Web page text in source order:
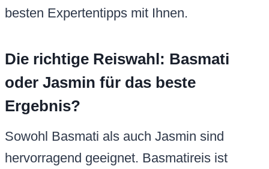
besten Expertentipps mit Ihnen.
Die richtige Reiswahl: Basmati
oder Jasmin für das beste
Ergebnis?
Sowohl Basmati als auch Jasmin sind
hervorragend geeignet. Basmatireis ist